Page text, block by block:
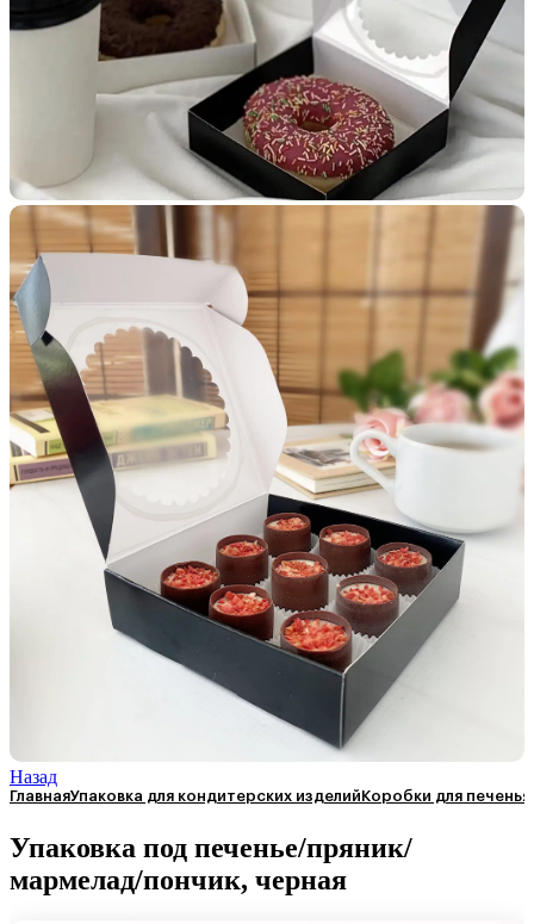
Назад
ГлавнаяУпаковка для кондитерских изделийКоробки для печенья
Упаковка под печенье/пряник/
мармелад/пончик, черная